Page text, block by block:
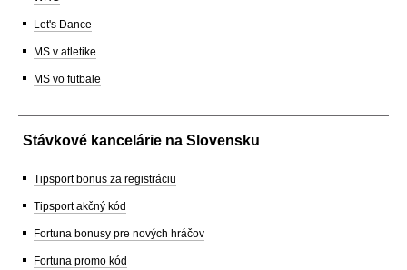
Let's Dance
MS v atletike
MS vo futbale
Stávkové kancelárie na Slovensku
Tipsport bonus za registráciu
Tipsport akčný kód
Fortuna bonusy pre nových hráčov
Fortuna promo kód